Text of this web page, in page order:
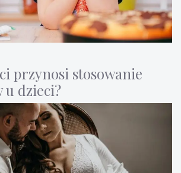
przynosi stosowanie
dzieci?